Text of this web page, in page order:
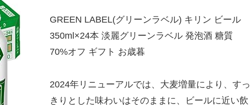
GREEN LABEL(グリーンラベル) キリン ビール
350ml×24本 淡麗グリーンラベル 発泡酒 糖質
70%オフ ギフト お歳暮
2024年リニューアルでは、大麦増量により、すっ
きりとした味わいはそのままに、ビールに近い飲